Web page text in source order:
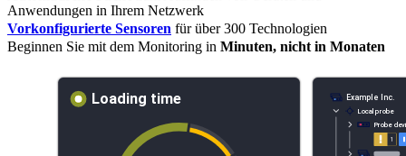
Anwendungen in Ihrem Netzwerk
Vorkonfigurierte Sensoren für über 300 Technologien
Beginnen Sie mit dem Monitoring in Minuten, nicht in Monaten